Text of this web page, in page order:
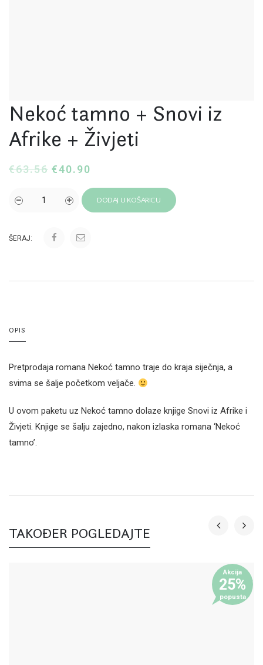
Nekoć tamno + Snovi iz
Afrike + Živjeti
€63.56 €40.90
DODAJ U KOŠARICU
ŠERAJ:
OPIS
Pretprodaja romana Nekoć tamno traje do kraja siječnja, a
svima se šalje početkom veljače.
U ovom paketu uz Nekoć tamno dolaze knjige Snovi iz Afrike i
Živjeti. Knjige se šalju zajedno, nakon izlaska romana ‘Nekoć
tamno’.
TAKOĐER POGLEDAJTE
Akcija
25%
popusta